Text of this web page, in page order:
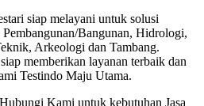
siap melayani untuk solusi
Pembangunan/Bangunan, Hidrologi,
Arkeologi dan Tambang.
memberikan layanan terbaik dan
Testindo Maju Utama.
Kami untuk kebutuhan Jasa